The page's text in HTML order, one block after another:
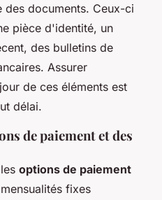
documents. Ceux-ci
pièce d'identité, un
des bulletins de
Assurer
de ces éléments est
délai.
de paiement et des
options de paiement
fixes